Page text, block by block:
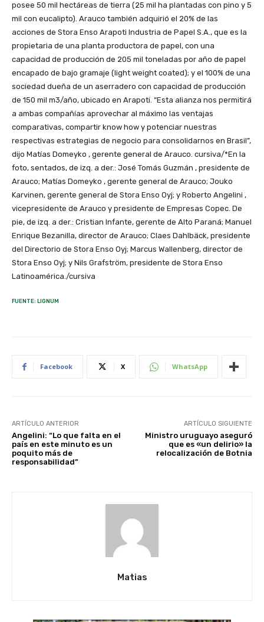
posee 50 mil hectáreas de tierra (25 mil ha plantadas con pino y 5
mil con eucalipto). Arauco también adquirió el 20% de las
acciones de Stora Enso Arapoti Industria de Papel S.A., que es la
propietaria de una planta productora de papel, con una
capacidad de producción de 205 mil toneladas por año de papel
encapado de bajo gramaje (light weight coated); y el 100% de una
sociedad dueña de un aserradero con capacidad de producción
de 150 mil m3/año, ubicado en Arapoti. “Esta alianza nos permitirá
a ambas compañías aprovechar al máximo las ventajas
comparativas, compartir know how y potenciar nuestras
respectivas estrategias de negocio para consolidarnos en Brasil”,
dijo Matías Domeyko , gerente general de Arauco. cursiva/*En la
foto, sentados, de izq. a der.: José Tomás Guzmán , presidente de
Arauco; Matías Domeyko , gerente general de Arauco; Jouko
Karvinen, gerente general de Stora Enso Oyj; y Roberto Angelini ,
vicepresidente de Arauco y presidente de Empresas Copec. De
pie, de izq. a der.: Cristian Infante, gerente de Alto Paraná; Manuel
Enrique Bezanilla, director de Arauco; Claes Dahlbäck, presidente
del Directorio de Stora Enso Oyj; Marcus Wallenberg, director de
Stora Enso Oyj; y Nils Grafström, presidente de Stora Enso
Latinoamérica./cursiva
FUENTE: LIGNUM
Facebook X WhatsApp
ARTÍCULO ANTERIOR
Angelini: “Lo que falta en el
país en este minuto es un
poquito más de
responsabilidad”
ARTÍCULO SIGUIENTE
Ministro uruguayo aseguró
que es «un delirio» la
relocalización de Botnia
Matias